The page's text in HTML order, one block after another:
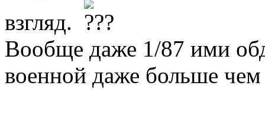
взгляд.
Вообще даже 1/87 ими
военной даже больше